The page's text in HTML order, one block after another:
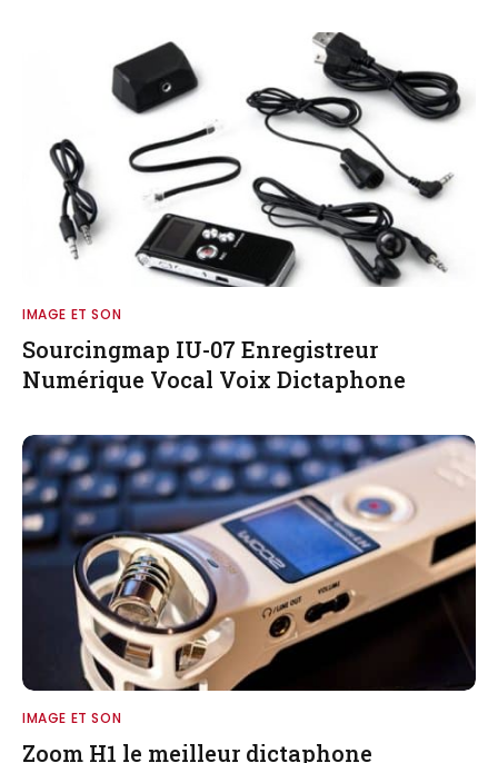
IMAGE ET SON
Sourcingmap IU-07 Enregistreur
Numérique Vocal Voix Dictaphone
IMAGE ET SON
Zoom H1 le meilleur dictaphone